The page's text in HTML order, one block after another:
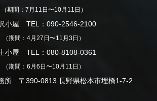
（期間：7月11日〜10月11日）
小屋 TEL：090-2546-2100
（期間：4月27日〜11月3日）
小屋 TEL：080-8108-0361
（期間：6月6日〜10月11日）
所 〒390-0813 長野県松本市埋橋1-7-2